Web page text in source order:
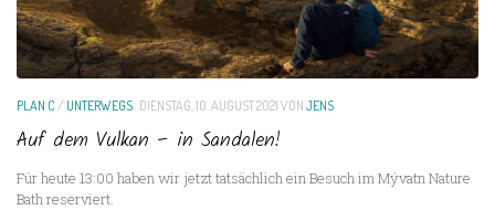
PLAN C/UNTERWEGS DIENSTAG, 10. AUGUST 2021VONJENS
Auf dem Vulkan – in Sandalen!
Für heute 13:00 haben wir jetzt tatsächlich ein Besuch im Mývatn Nature
Bath reserviert.